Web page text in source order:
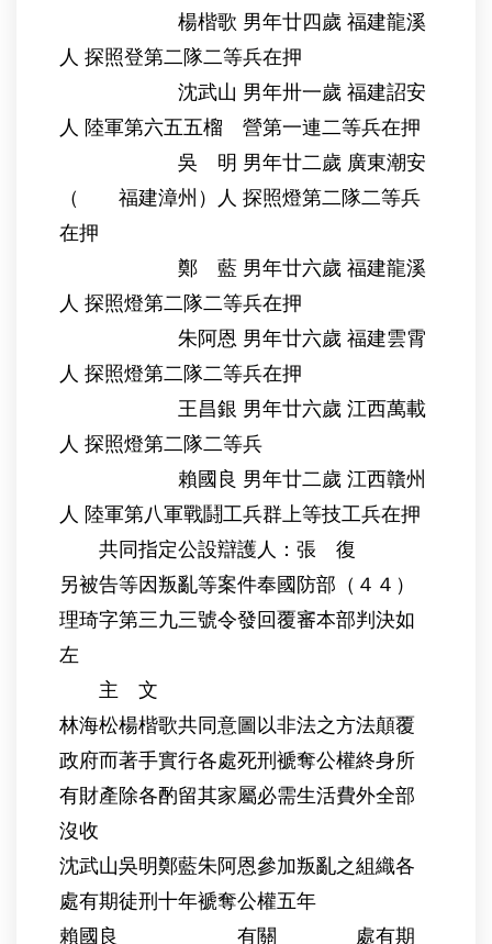
楊楷歌 男年廿四歲 福建龍溪
人 探照登第二隊二等兵在押
沈武山 男年卅一歲 福建詔安
人 陸軍第六五五榴 營第一連二等兵在押
吳 明 男年廿二歲 廣東潮安
（ 福建漳州）人 探照燈第二隊二等兵
在押
鄭 藍 男年廿六歲 福建龍溪
人 探照燈第二隊二等兵在押
朱阿恩 男年廿六歲 福建雲霄
人 探照燈第二隊二等兵在押
王昌銀 男年廿六歲 江西萬載
人 探照燈第二隊二等兵
賴國良 男年廿二歲 江西贛州
人 陸軍第八軍戰鬪工兵群上等技工兵在押
共同指定公設辯護人：張 復
另被告等因叛亂等案件奉國防部（４４）
理琦字第三九三號令發回覆審本部判決如
左
主 文
林海松楊楷歌共同意圖以非法之方法顛覆
政府而著手實行各處死刑褫奪公權終身所
有財產除各酌留其家屬必需生活費外全部
沒收
沈武山吳明鄭藍朱阿恩參加叛亂之組織各
處有期徒刑十年褫奪公權五年
賴國良 有關 處有期